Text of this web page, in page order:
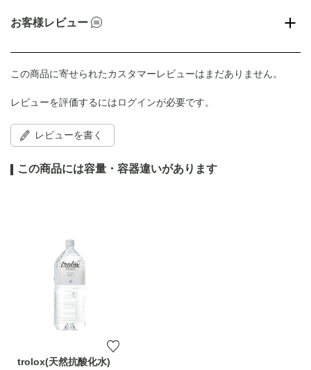
お客様レビュー
この商品に寄せられたカスタマーレビューはまだありません。
レビューを評価するにはログインが必要です。
レビューを書く
この商品には容量・容器違いがあります
trolox(天然抗酸化水)